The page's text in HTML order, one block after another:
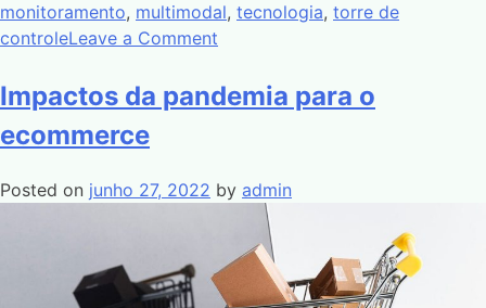
monitoramento, multimodal, tecnologia, torre de
controleLeave a Comment
Impactos da pandemia para o
ecommerce
Posted on junho 27, 2022 by admin